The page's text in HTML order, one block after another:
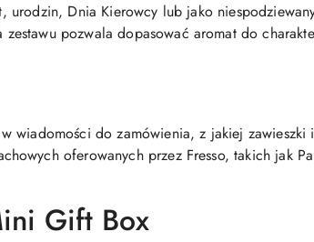
Dnia Kierowcy lub jako
pozwala dopasować aromat do
wiadomości do zamówienia, z jakiej zawieszki
oferowanych przez Fresso, takich jak
Gift Box